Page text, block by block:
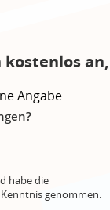
kostenlos
Angabe
habe die
genommen.